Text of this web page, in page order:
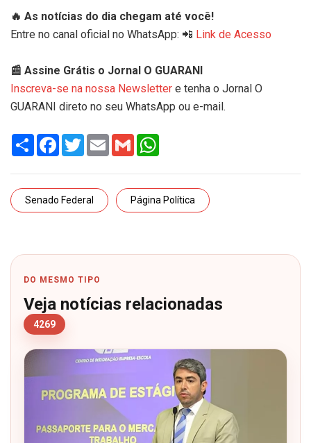
🔥 As notícias do dia chegam até você!
Entre no canal oficial no WhatsApp: 📲 Link de Acesso
📰 Assine Grátis o Jornal O GUARANI
Inscreva-se na nossa Newsletter e tenha o Jornal O
GUARANI direto no seu WhatsApp ou e-mail.
Share Facebook
TwitterEmail Gmail
Senado Federal Página Política
DO MESMO TIPO
Veja notícias relacionadas
4269